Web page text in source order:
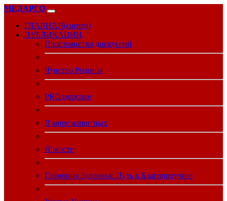
МЕДАРГО
ГЛАВНАЯ(current)
ПУБЛИКАЦИИ
Пространство дискуссий
Чувство Родины
PROздоровье
В мире животных
Новости
Гармония Здоровья: Путь к Благополучию